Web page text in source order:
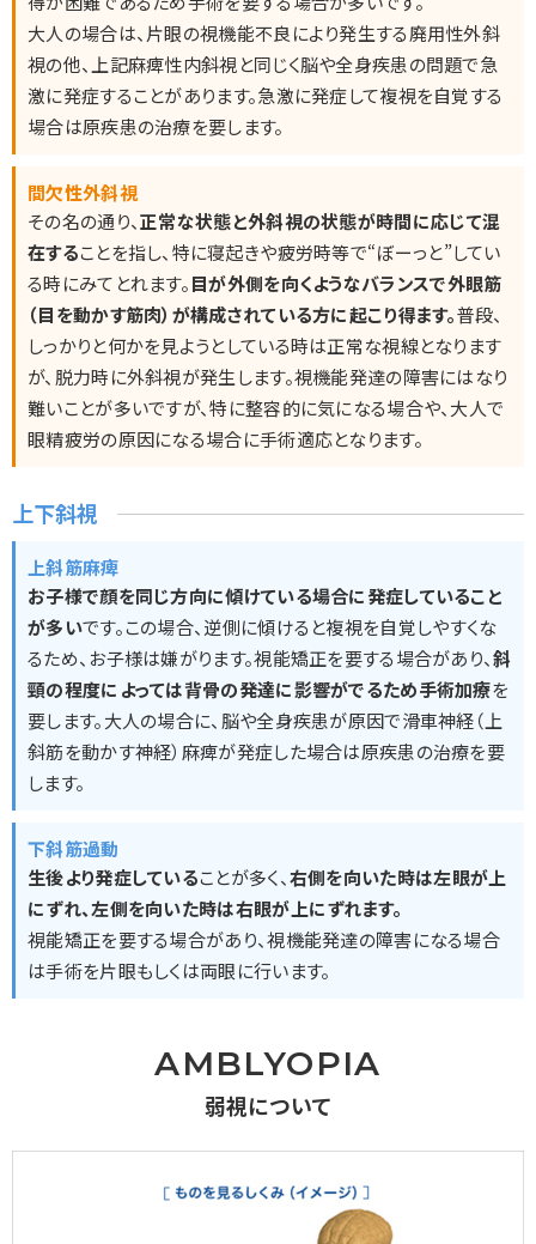
大人の場合は、片眼の視機能不良により発生する廃用性外斜
視の他、上記麻痺性内斜視と同じく脳や全身疾患の問題で急
激に発症することがあります。急激に発症して複視を自覚する
場合は原疾患の治療を要します。
間欠性外斜視
その名の通り、正常な状態と外斜視の状態が時間に応じて混
在することを指し、特に寝起きや疲労時等で“ぼーっと”してい
る時にみてとれます。目が外側を向くようなバランスで外眼筋
（目を動かす筋肉）が構成されている方に起こり得ます。普段、
しっかりと何かを見ようとしている時は正常な視線となります
が、脱力時に外斜視が発生します。視機能発達の障害にはなり
難いことが多いですが、特に整容的に気になる場合や、大人で
眼精疲労の原因になる場合に手術適応となります。
上下斜視
上斜筋麻痺
お子様で顔を同じ方向に傾けている場合に発症していること
が多いです。この場合、逆側に傾けると複視を自覚しやすくな
るため、お子様は嫌がります。視能矯正を要する場合があり、斜
頸の程度によっては背骨の発達に影響がでるため手術加療を
要します。大人の場合に、脳や全身疾患が原因で滑車神経（上
斜筋を動かす神経）麻痺が発症した場合は原疾患の治療を要
します。
下斜筋過動
生後より発症していることが多く、右側を向いた時は左眼が上
にずれ、左側を向いた時は右眼が上にずれます。
視能矯正を要する場合があり、視機能発達の障害になる場合
は手術を片眼もしくは両眼に行います。
AMBLYOPIA
弱視について